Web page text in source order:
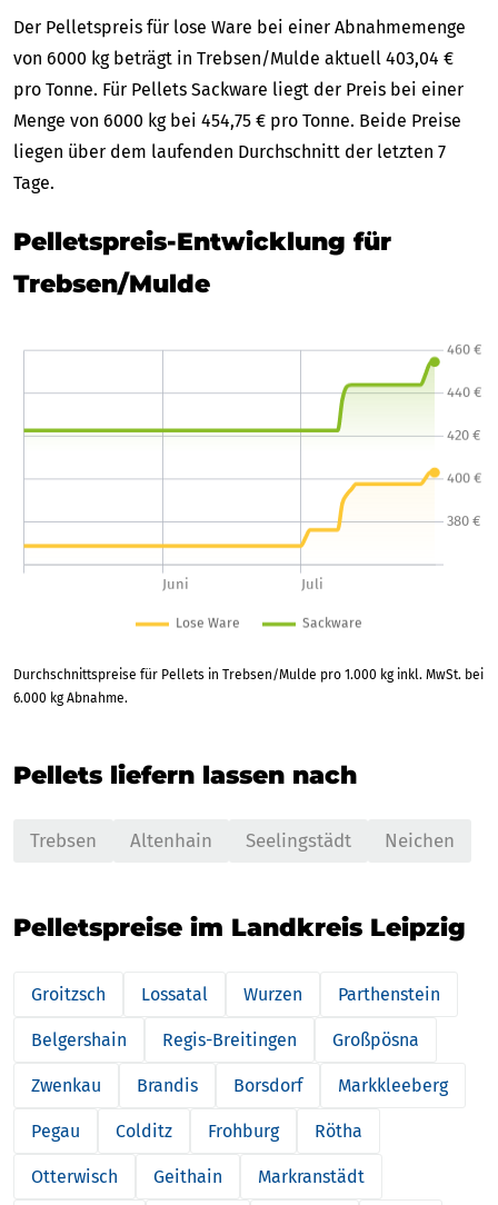
Der Pelletspreis für lose Ware bei einer Abnahmemenge
von 6000 kg beträgt in Trebsen/Mulde aktuell 403,04 €
pro Tonne. Für Pellets Sackware liegt der Preis bei einer
Menge von 6000 kg bei 454,75 € pro Tonne. Beide Preise
liegen über dem laufenden Durchschnitt der letzten 7
Tage.
Pelletspreis-Entwicklung für
Trebsen/Mulde
Durchschnittspreise für Pellets in Trebsen/Mulde pro 1.000 kg inkl. MwSt. bei
6.000 kg Abnahme.
Pellets liefern lassen nach
Trebsen Altenhain Seelingstädt Neichen
Pelletspreise im Landkreis Leipzig
Groitzsch Lossatal Wurzen Parthenstein
Belgershain Regis-Breitingen Großpösna
Zwenkau Brandis Borsdorf Markkleeberg
Pegau Colditz Frohburg Rötha
Otterwisch Geithain Markranstädt